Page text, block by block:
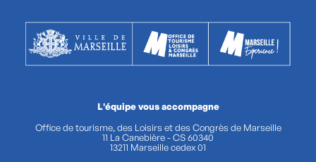
L'équipe vous accompagne
Office de tourisme, des Loisirs et des Congrès de Marseille
11 La Canebière - CS 60340
13211 Marseille cedex 01